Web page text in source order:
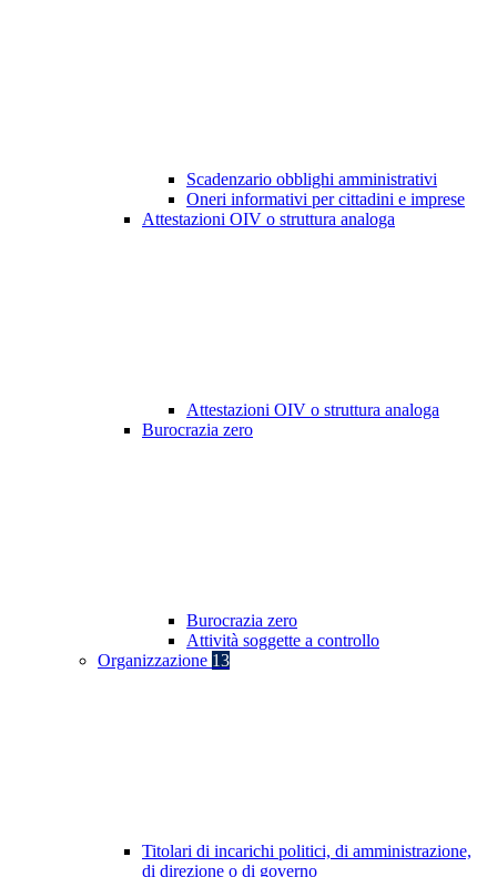
Scadenzario obblighi amministrativi
Oneri informativi per cittadini e imprese
Attestazioni OIV o struttura analoga
Attestazioni OIV o struttura analoga
Burocrazia zero
Burocrazia zero
Attività soggette a controllo
Organizzazione 13
Titolari di incarichi politici, di amministrazione,
di direzione o di governo